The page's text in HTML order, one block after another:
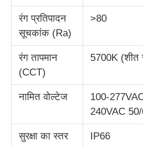
एक बोली का अनुरोध
विस्फोट प्रूफ प्रकाश
विस्फोट रोधी अलार्म लाइट
विस्फोट रोधी पंखा
रंग प्रतिपादन
सूचकांक (Ra)
>80
रंग तापमान
(CCT)
5700K
नामित वोल्टेज
100-
240VAC
सुरक्षा का स्तर IP66